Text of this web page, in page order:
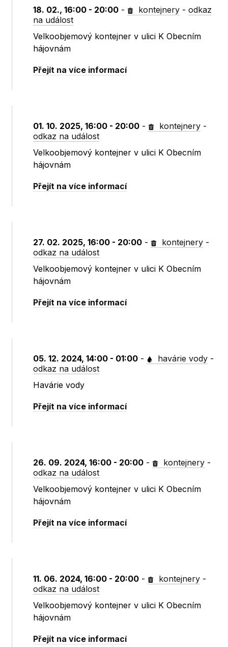
18. 02., 16:00 - 20:00 - kontejnery -odkaz
na událost
Velkoobjemový kontejner v ulici K Obecním
hájovnám
Přejít na více informací
01. 10. 2025, 16:00 - 20:00 - kontejnery -
odkaz na událost
Velkoobjemový kontejner v ulici K Obecním
hájovnám
Přejít na více informací
27. 02. 2025, 16:00 - 20:00 - kontejnery -
odkaz na událost
Velkoobjemový kontejner v ulici K Obecním
hájovnám
Přejít na více informací
05. 12. 2024, 14:00 - 01:00 - havárie vody -
odkaz na událost
Havárie vody
Přejít na více informací
26. 09. 2024, 16:00 - 20:00 - kontejnery -
odkaz na událost
Velkoobjemový kontejner v ulici K Obecním
hájovnám
Přejít na více informací
11. 06. 2024, 16:00 - 20:00 - kontejnery -
odkaz na událost
Velkoobjemový kontejner v ulici K Obecním
hájovnám
Přejít na více informací